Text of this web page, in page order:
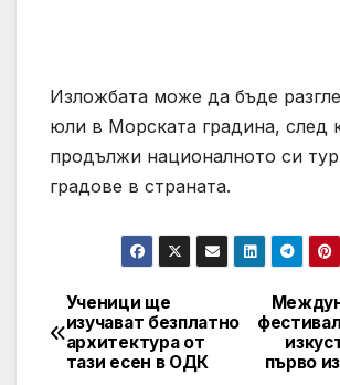
Изложбата може да бъде
юли в Морската градина, след
продължи националното си
градове в страната.
Post
navigation
първо
Ученици ще
изучават безплатно
архитектура от
тази есен в ОДК